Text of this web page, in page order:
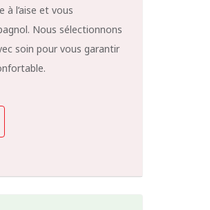
l’aise et vous
Nous sélectionnons
soin pour vous garantir